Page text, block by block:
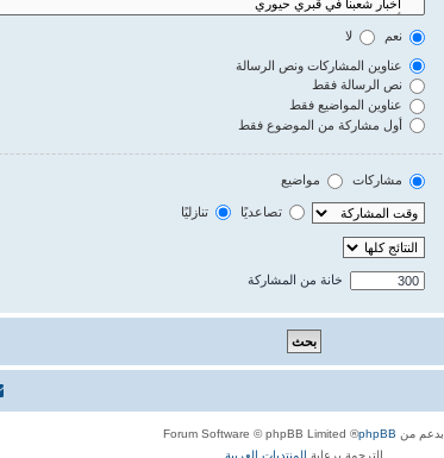
نعم لا
عناوين المشاركات ونص الرسالة
نص الرسالة فقط
عناوين المواضيع فقط
أول مشاركة من الموضوع فقط
مشاركات مواضيع
تصاعديًا تنازليًا
خانة من المشاركة
بدعم من phpBB
® Forum Software © phpBB Limited
الترجمة برعاية المنتديات العربية